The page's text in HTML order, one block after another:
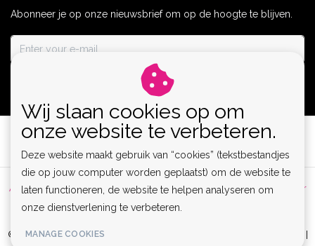
Abonneer je op onze nieuwsbrief om op de hoogte te blijven.
Algemene voorwaarden | Privacy Policy | Sitemap |
Disclaimer
RSS Feed
© Copyright 2026 - Lamor | Clubwear, Lingerie & Kinky Fashion XS-6XL |
Wij slaan cookies op om
onze website te verbeteren.
Deze website maakt gebruik van “cookies” (tekstbestandjes
die op jouw computer worden geplaatst) om de website te
laten functioneren, de website te helpen analyseren om
onze dienstverlening te verbeteren.
MANAGE COOKIES